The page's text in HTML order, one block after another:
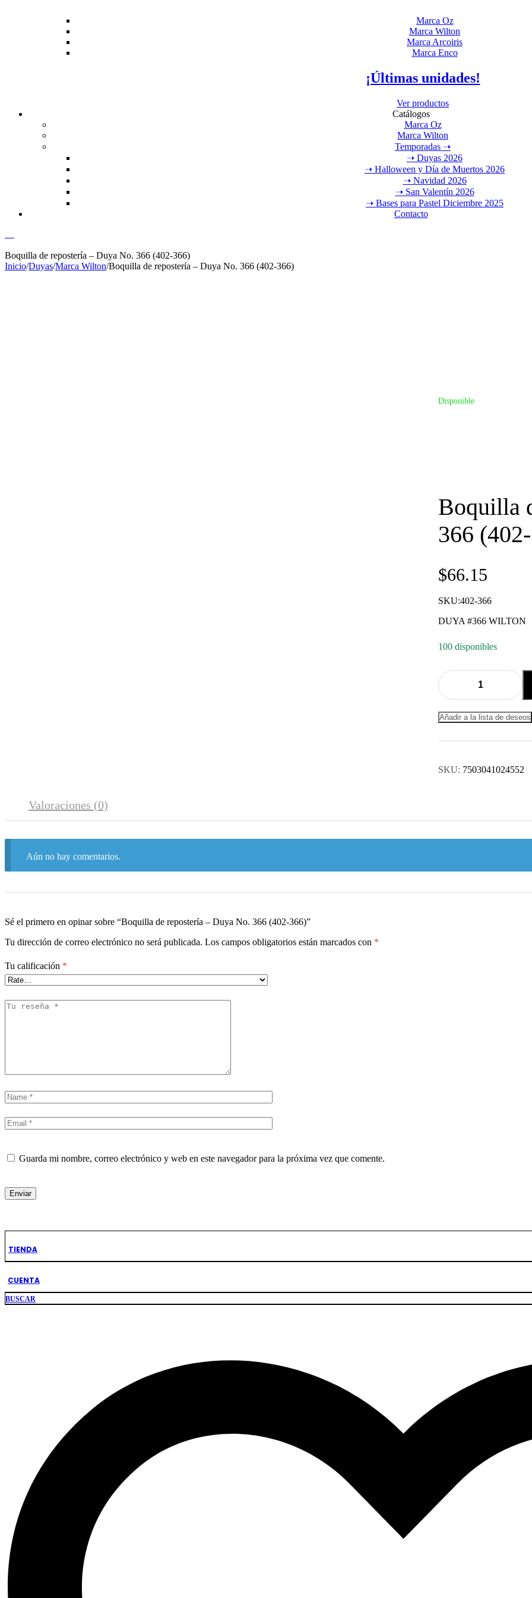
Marca Oz
Marca Wilton
Marca Arcoiris
Marca Enco
¡Últimas unidades!
Ver productos
Catálogos
Marca Oz
Marca Wilton
Temporadas ➝
➝ Duyas 2026
➝ Halloween y Día de Muertos 2026
➝ Navidad 2026
➝ San Valentín 2026
➝ Bases para Pastel Diciembre 2025
Contacto
Boquilla de repostería – Duya No. 366 (402-366)
Inicio/Duyas/Marca Wilton/Boquilla de repostería – Duya No. 366 (402-366)
Disponible
Boquilla
366
$66.15
SKU:402-366
DUYA #366 WILTON
100 disponibles
Quantity:
Añadir a la lista de deseos
SKU: 7503041024552
Valoraciones (0)
Aún no hay comentarios.
Sé el primero en opinar sobre “Boquilla de repostería – Duya No. 366 (402-366)”
Tu dirección de correo electrónico no será publicada. Los campos obligatorios están marcados con *
Tu calificación *
Guarda mi nombre, correo electrónico y web en este navegador para la próxima vez que comente.
Enviar
Productos Relacionados
TIENDA
CUENTA
BUSCAR